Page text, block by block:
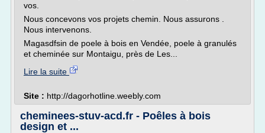
vos.
Nous concevons vos projets chemin. Nous assurons .
Nous intervenons.
Magasdfsin de poele à bois en Vendée, poele à granulés
et cheminée sur Montaigu, près de Les...
Lire la suite
Site : http://dagorhotline.weebly.com
cheminees-stuv-acd.fr - Poêles à bois
design et ...